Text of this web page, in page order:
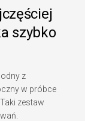
szybko
z
w próbce
zestaw